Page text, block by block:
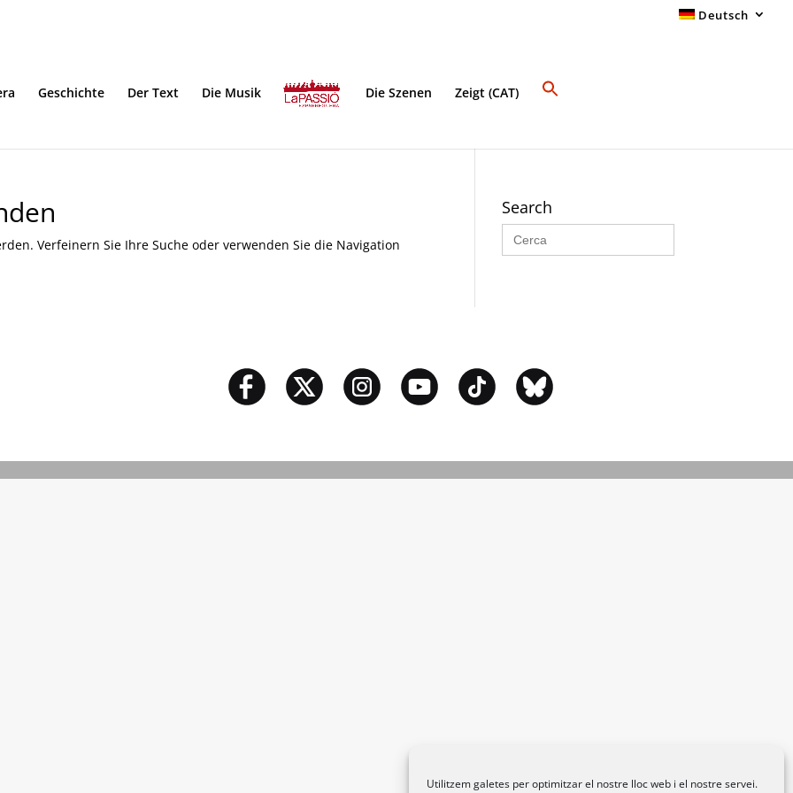
Utilitzem galetes per optimitzar el nostre lloc web i el nostre servei.
Deutsch
Geschichte Der Text Die Musik Die Szenen Zeigt (CAT)
Verfeinern Sie Ihre Suche oder verwenden Sie die Navigation
Search
Search
for: